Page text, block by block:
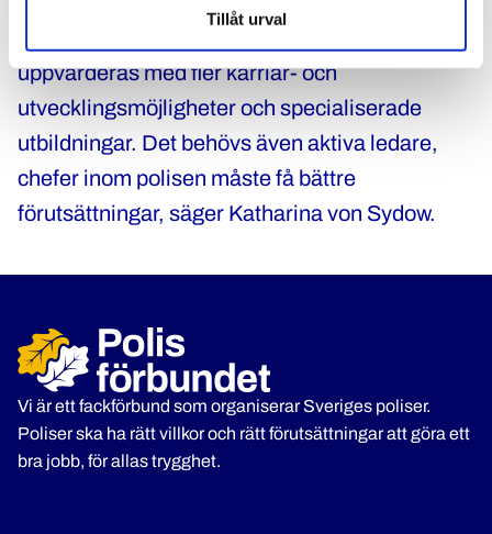
Tillåt urval
uppvärderas med fler karriär- och
utvecklingsmöjligheter och specialiserade
utbildningar. Det behövs även aktiva ledare,
chefer inom polisen måste få bättre
förutsättningar, säger Katharina von Sydow.
Vi är ett fackförbund som organiserar Sveriges poliser.
Poliser ska ha rätt villkor och rätt förutsättningar att göra ett
bra jobb, för allas trygghet.